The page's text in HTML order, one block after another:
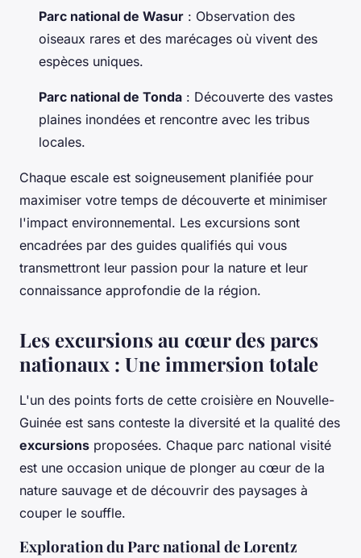
Parc national de Wasur : Observation des
oiseaux rares et des marécages où vivent des
espèces uniques.
Parc national de Tonda : Découverte des vastes
plaines inondées et rencontre avec les tribus
locales.
Chaque escale est soigneusement planifiée pour
maximiser votre temps de découverte et minimiser
l'impact environnemental. Les excursions sont
encadrées par des guides qualifiés qui vous
transmettront leur passion pour la nature et leur
connaissance approfondie de la région.
Les excursions au cœur des parcs
nationaux : Une immersion totale
L'un des points forts de cette croisière en Nouvelle-
Guinée est sans conteste la diversité et la qualité des
excursions proposées. Chaque parc national visité
est une occasion unique de plonger au cœur de la
nature sauvage et de découvrir des paysages à
couper le souffle.
Exploration du Parc national de Lorentz